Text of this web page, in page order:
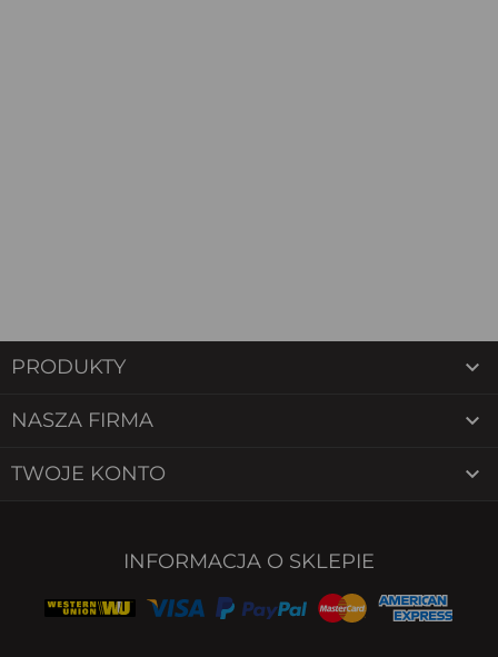
PRODUKTY 
NASZA FIRMA 
TWOJE KONTO 
INFORMACJA O SKLEPIE